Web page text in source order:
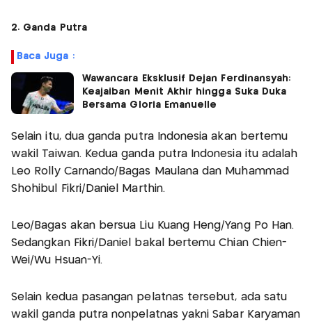
2. Ganda Putra
Baca Juga :
Wawancara Eksklusif Dejan Ferdinansyah:
Keajaiban Menit Akhir hingga Suka Duka
Bersama Gloria Emanuelle
Selain itu, dua ganda putra Indonesia akan bertemu
wakil Taiwan. Kedua ganda putra Indonesia itu adalah
Leo Rolly Carnando/Bagas Maulana dan Muhammad
Shohibul Fikri/Daniel Marthin.
Leo/Bagas akan bersua Liu Kuang Heng/Yang Po Han.
Sedangkan Fikri/Daniel bakal bertemu Chian Chien-
Wei/Wu Hsuan-Yi.
Selain kedua pasangan pelatnas tersebut, ada satu
wakil ganda putra nonpelatnas yakni Sabar Karyaman